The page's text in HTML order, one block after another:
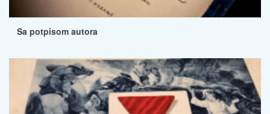
Sa potpisom autora